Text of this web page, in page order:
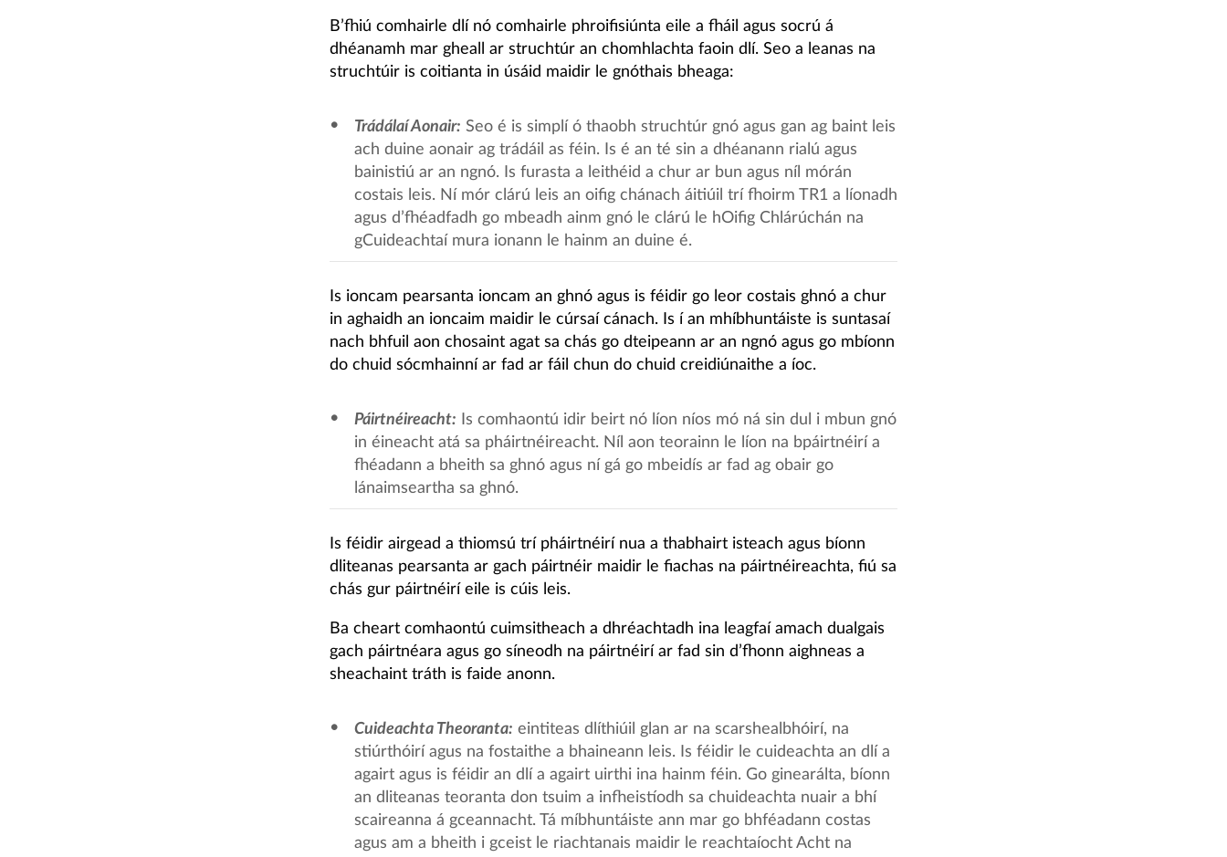
B’fhiú comhairle dlí nó comhairle phroifisiúnta eile a fháil agus socrú á
dhéanamh mar gheall ar struchtúr an chomhlachta faoin dlí. Seo a leanas na
struchtúir is coitianta in úsáid maidir le gnóthais bheaga:
Trádálaí Aonair: Seo é is simplí ó thaobh struchtúr gnó agus gan ag baint leis
ach duine aonair ag trádáil as féin. Is é an té sin a dhéanann rialú agus
bainistiú ar an ngnó. Is furasta a leithéid a chur ar bun agus níl mórán
costais leis. Ní mór clárú leis an oifig chánach áitiúil trí fhoirm TR1 a líonadh
agus d’fhéadfadh go mbeadh ainm gnó le clárú le hOifig Chlárúchán na
gCuideachtaí mura ionann le hainm an duine é.
Is ioncam pearsanta ioncam an ghnó agus is féidir go leor costais ghnó a chur
in aghaidh an ioncaim maidir le cúrsaí cánach. Is í an mhíbhuntáiste is suntasaí
nach bhfuil aon chosaint agat sa chás go dteipeann ar an ngnó agus go mbíonn
do chuid sócmhainní ar fad ar fáil chun do chuid creidiúnaithe a íoc.
Páirtnéireacht: Is comhaontú idir beirt nó líon níos mó ná sin dul i mbun gnó
in éineacht atá sa pháirtnéireacht. Níl aon teorainn le líon na bpáirtnéirí a
fhéadann a bheith sa ghnó agus ní gá go mbeidís ar fad ag obair go
lánaimseartha sa ghnó.
Is féidir airgead a thiomsú trí pháirtnéirí nua a thabhairt isteach agus bíonn
dliteanas pearsanta ar gach páirtnéir maidir le fiachas na páirtnéireachta, fiú sa
chás gur páirtnéirí eile is cúis leis.
Ba cheart comhaontú cuimsitheach a dhréachtadh ina leagfaí amach dualgais
gach páirtnéara agus go síneodh na páirtnéirí ar fad sin d’fhonn aighneas a
sheachaint tráth is faide anonn.
Cuideachta Theoranta: eintiteas dlíthiúil glan ar na scarshealbhóirí, na
stiúrthóirí agus na fostaithe a bhaineann leis. Is féidir le cuideachta an dlí a
agairt agus is féidir an dlí a agairt uirthi ina hainm féin. Go ginearálta, bíonn
an dliteanas teoranta don tsuim a infheistíodh sa chuideachta nuair a bhí
scaireanna á gceannacht. Tá míbhuntáiste ann mar go bhféadann costas
agus am a bheith i gceist le riachtanais maidir le reachtaíocht Acht na